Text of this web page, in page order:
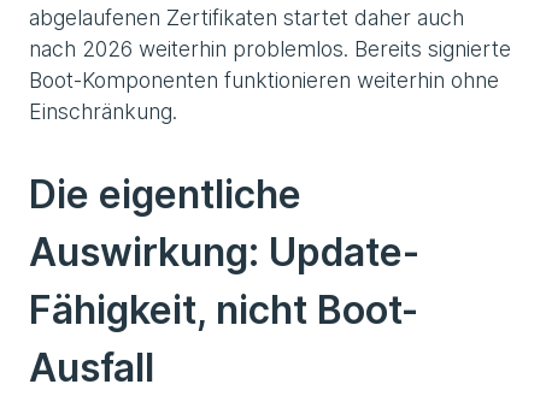
abgelaufenen Zertifikaten startet daher auch
nach 2026 weiterhin problemlos. Bereits signierte
Boot-Komponenten funktionieren weiterhin ohne
Einschränkung.
Die eigentliche
Auswirkung: Update-
Fähigkeit, nicht Boot-
Ausfall